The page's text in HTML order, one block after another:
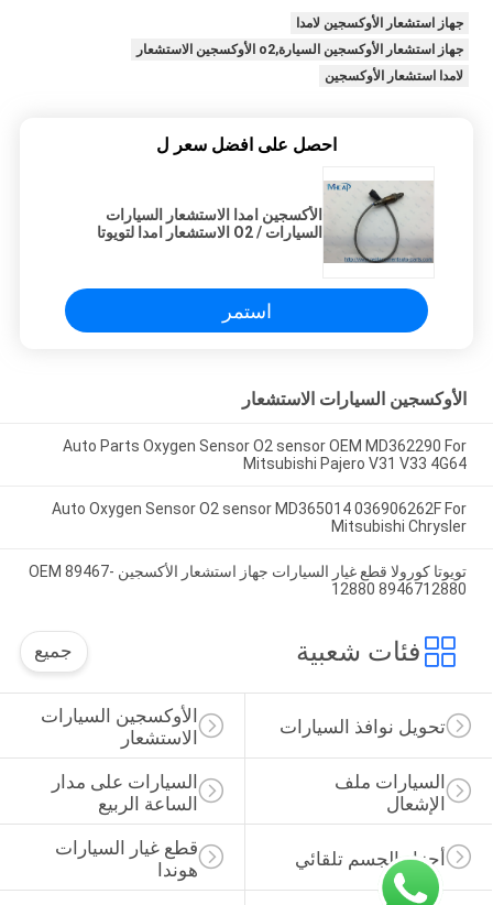
جهاز استشعار الأوكسجين لامدا
جهاز استشعار الأوكسجين السيارة,o2 الأوكسجين الاستشعار
لامدا استشعار الأوكسجين
احصل على افضل سعر ل
الأكسجين امدا الاستشعار السيارات
السيارات / O2 الاستشعار امدا لتويوتا
استمر
الأوكسجين السيارات الاستشعار
Auto Parts Oxygen Sensor O2 sensor OEM MD362290 For
Mitsubishi Pajero V31 V33 4G64
Auto Oxygen Sensor O2 sensor MD365014 036906262F For
Mitsubishi Chrysler
تويوتا كورولا قطع غيار السيارات جهاز استشعار الأكسجين OEM 89467-
12880 8946712880
فئات شعبية جميع
الأوكسجين السيارات
الاستشعار
تحويل نوافذ السيارات
السيارات على مدار
الساعة الربيع
السيارات ملف
الإشعال
قطع غيار السيارات
هوندا
أجزاء الجسم تلقائي